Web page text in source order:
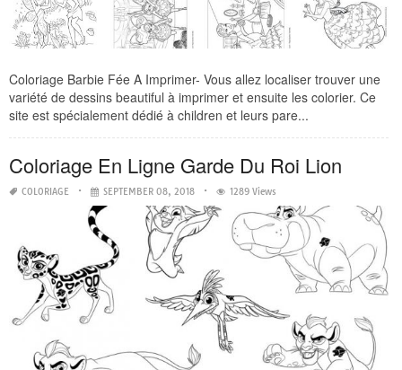
Coloriage Barbie Fée A Imprimer- Vous allez localiser trouver une
variété de dessins beautiful à imprimer et ensuite les colorier. Ce
site est spécialement dédié à children et leurs pare...
Coloriage En Ligne Garde Du Roi Lion
COLORIAGE SEPTEMBER 08, 2018 1289 Views